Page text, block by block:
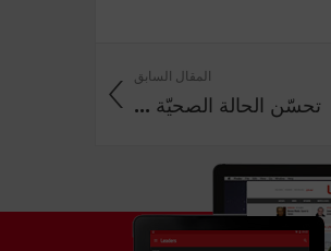
المقال السابق
تحسّن الحالة‬ الصحيّة‬ ...